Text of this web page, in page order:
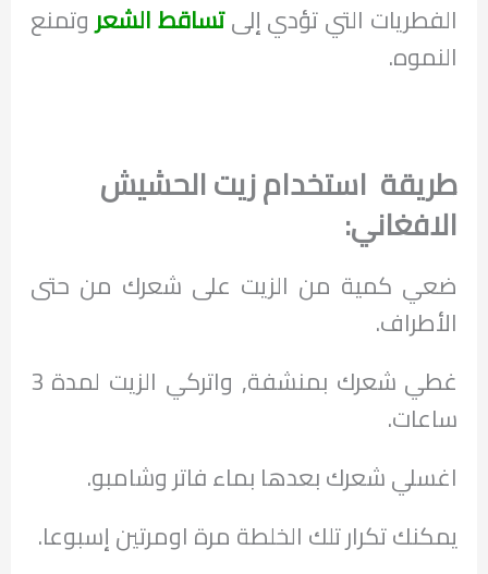
الفطريات التي تؤدي إلىتساقط الشعروتمنع
النموه.
طريقة استخدام زيت الحشيش
الافغاني:
ضعي كمية من الزيت على شعرك من حتى
الأطراف.
غطي شعرك بمنشفة, واتركي الزيت لمدة 3
ساعات.
اغسلي شعرك بعدها بماء فاتر وشامبو.
يمكنك تكرار تلك الخلطة مرة اومرتين إسبوعا.